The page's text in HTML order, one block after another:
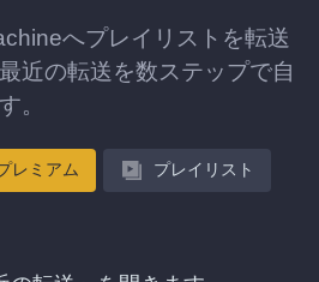
へプレイリストを転送
近の転送を数ステップで自
。
レミアム プレイリスト